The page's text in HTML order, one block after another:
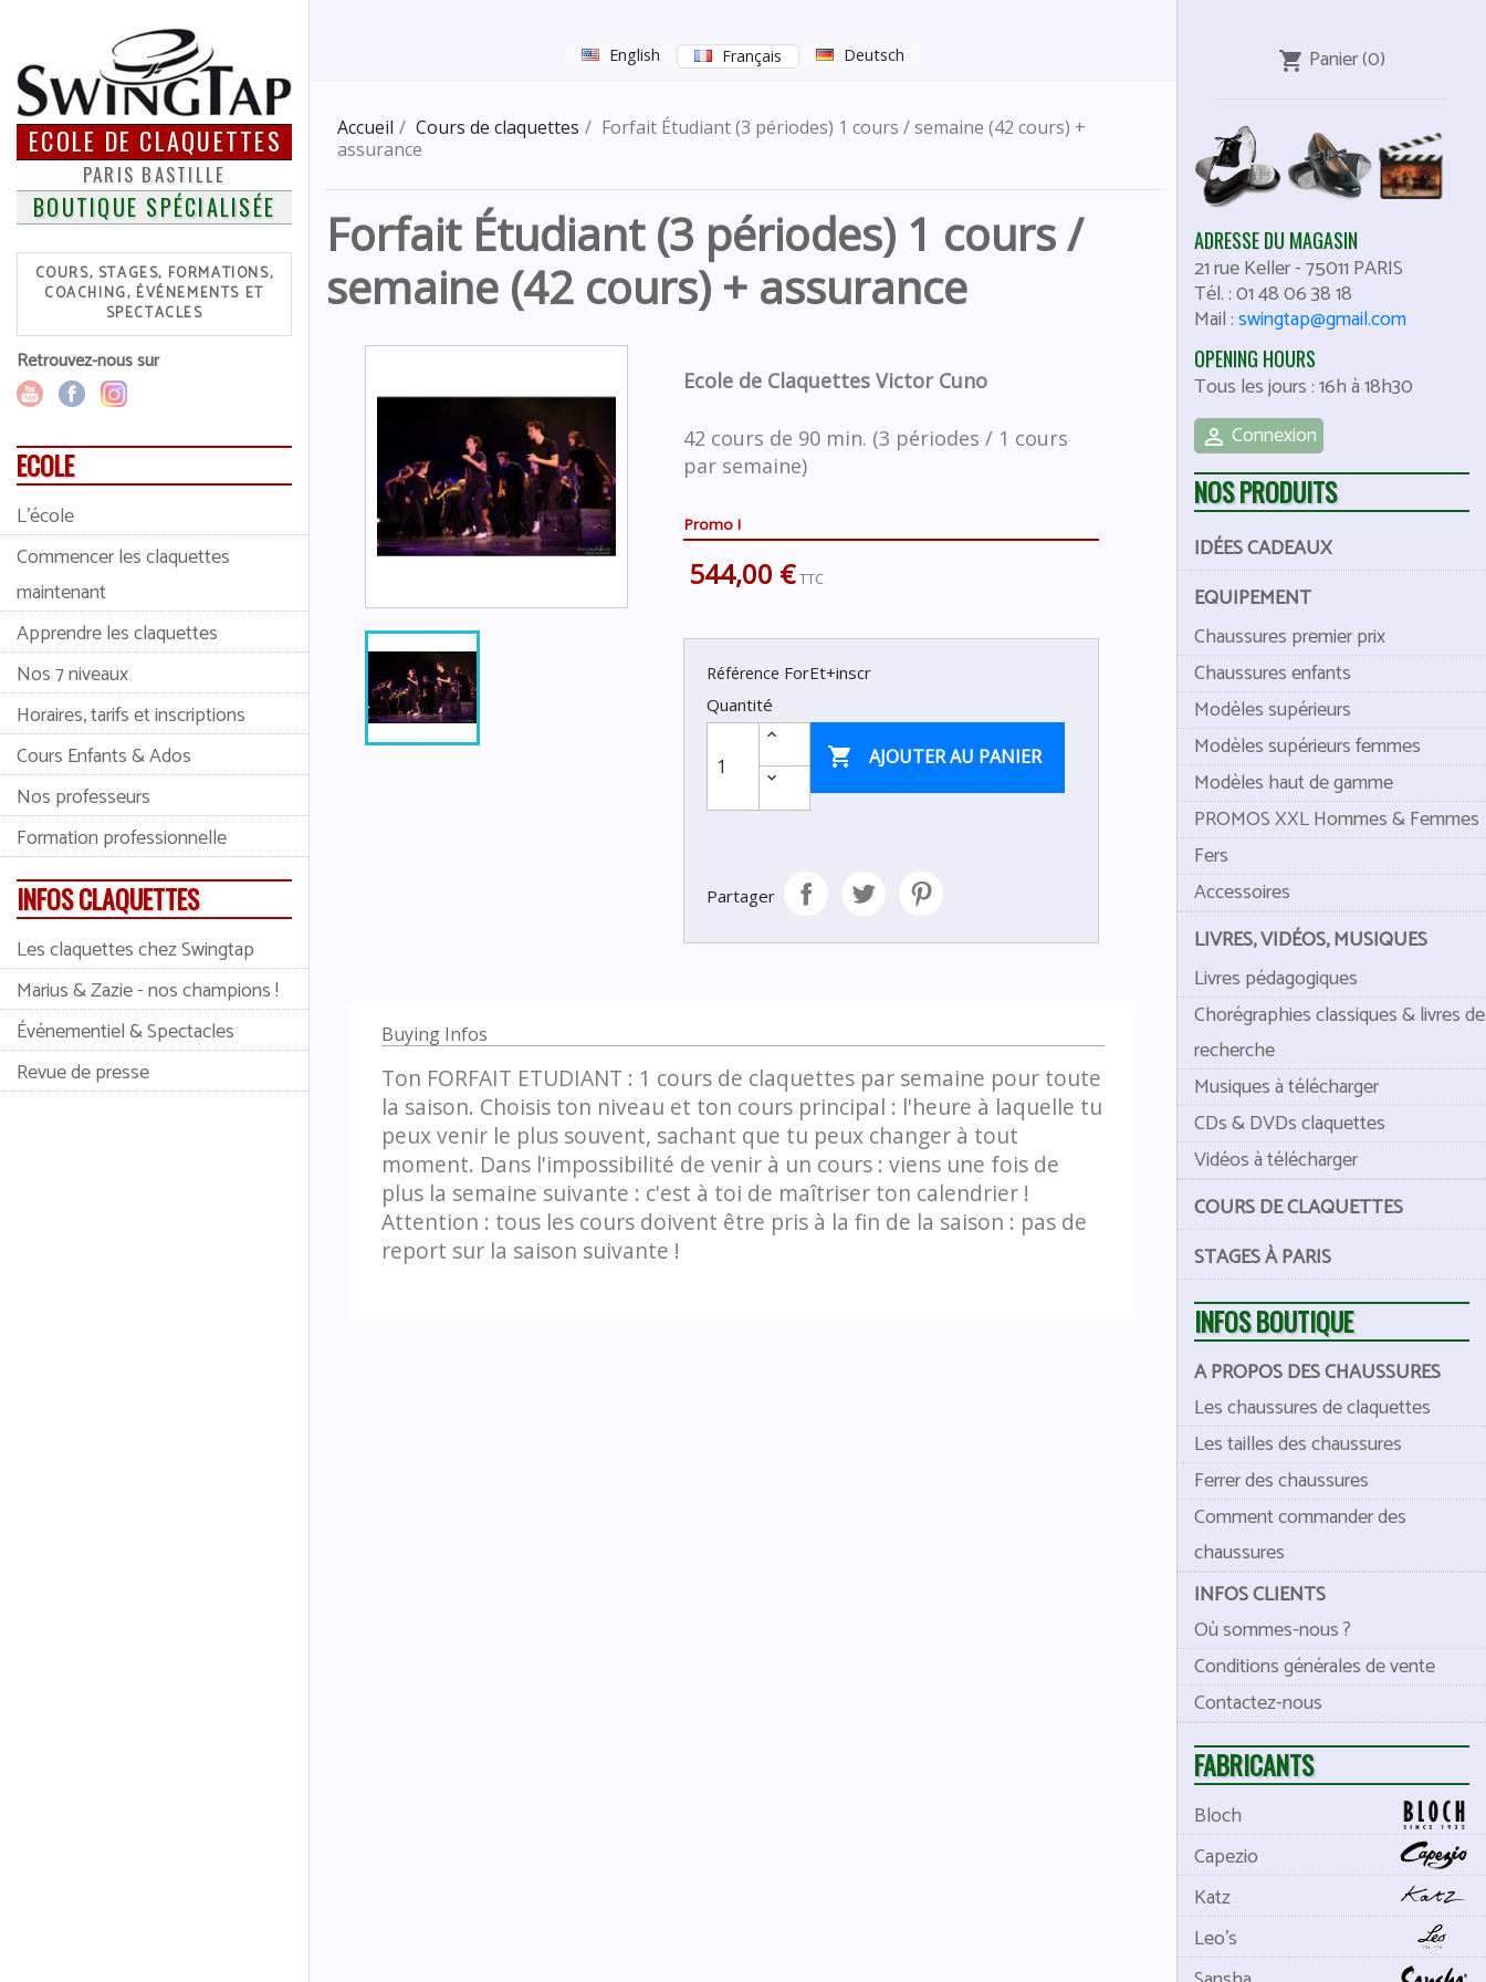
English Français Deutsch
ECOLE DE CLAQUETTES
PARIS BASTILLE
BOUTIQUE SPÉCIALISÉE
COURS, STAGES, FORMATIONS,
COACHING, ÉVÉNEMENTS ET
SPECTACLES
Retrouvez-nous sur
ECOLE
L'école
Commencer les claquettes
maintenant
Apprendre les claquettes
Nos 7 niveaux
Horaires, tarifs et inscriptions
Cours Enfants & Ados
Nos professeurs
Formation professionnelle
INFOS CLAQUETTES
Les claquettes chez Swingtap
Marius & Zazie - nos champions !
Événementiel & Spectacles
Revue de presse
Accueil Cours de claquettes
Forfait Étudiant (3 périodes) 1 cours / semaine (42 cours) +
assurance
Forfait Étudiant (3 périodes) 1 cours /
semaine (42 cours) + assurance
Ecole de Claquettes Victor Cuno
42 cours de 90 min. (3 périodes / 1 cours
par semaine)
Promo !
544,00 € TTC
Référence ForEt+inscr
Quantité
 AJOUTER AU PANIER
Partager
Buying Infos
Ton FORFAIT ETUDIANT : 1 cours de claquettes par semaine pour toute
la saison. Choisis ton niveau et ton cours principal : l'heure à laquelle tu
peux venir le plus souvent, sachant que tu peux changer à tout
moment. Dans l'impossibilité de venir à un cours : viens une fois de
plus la semaine suivante : c'est à toi de maîtriser ton calendrier !
Attention : tous les cours doivent être pris à la fin de la saison : pas de
report sur la saison suivante !
shopping_cart Panier(0)
ADRESSE DU MAGASIN
21 rue Keller-75011 PARIS
Tél. :01 48 06 38 18
Mail :swingtap@gmail.com
OPENING HOURS
Tous les jours : 16h à 18h30
 Connexion
NOS PRODUITS
IDÉES CADEAUX
EQUIPEMENT
Chaussures premier prix
Chaussures enfants
Modèles supérieurs
Modèles supérieurs femmes
Modèles haut de gamme
PROMOS XXL Hommes & Femmes
Fers
Accessoires
LIVRES, VIDÉOS, MUSIQUES
Livres pédagogiques
Chorégraphies classiques & livres de
recherche
Musiques à télécharger
CDs & DVDs claquettes
Vidéos à télécharger
COURS DE CLAQUETTES
STAGES À PARIS
INFOS BOUTIQUE
A PROPOS DES CHAUSSURES
Les chaussures de claquettes
Les tailles des chaussures
Ferrer des chaussures
Comment commander des
chaussures
INFOS CLIENTS
Où sommes-nous ?
Conditions générales de vente
Contactez-nous
FABRICANTS
Bloch
Capezio
Katz
Leo's